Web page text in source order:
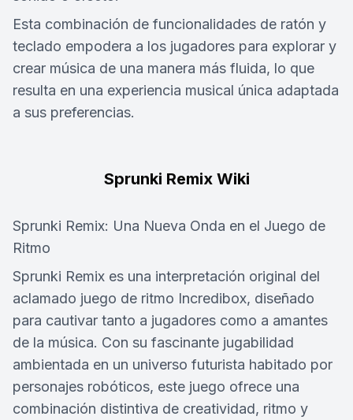
Esta combinación de funcionalidades de ratón y
teclado empodera a los jugadores para explorar y
crear música de una manera más fluida, lo que
resulta en una experiencia musical única adaptada
a sus preferencias.
Sprunki Remix Wiki
Sprunki Remix: Una Nueva Onda en el Juego de
Ritmo
Sprunki Remix es una interpretación original del
aclamado juego de ritmo Incredibox, diseñado
para cautivar tanto a jugadores como a amantes
de la música. Con su fascinante jugabilidad
ambientada en un universo futurista habitado por
personajes robóticos, este juego ofrece una
combinación distintiva de creatividad, ritmo y